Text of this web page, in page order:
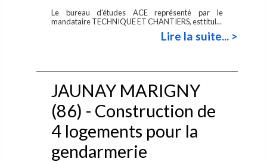
Le bureau d'études ACE représenté par le
mandataire TECHNIQUE ET CHANTIERS, est titul...
Lire la suite... >
JAUNAY MARIGNY
(86) - Construction de
4 logements pour la
gendarmerie